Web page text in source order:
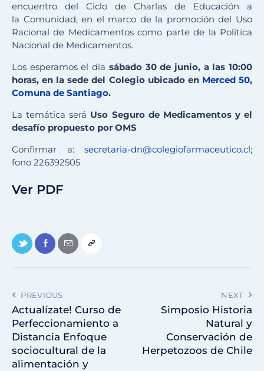
encuentro del Ciclo de Charlas de Educación a
la Comunidad, en el marco de la promoción del Uso
Racional de Medicamentos como parte de la Política
Nacional de Medicamentos.
Los esperamos el día sábado 30 de junio, a las 10:00
horas, en la sede del Colegio ubicado en Merced 50,
Comuna de Santiago.
La temática será Uso Seguro de Medicamentos y el
desafío propuesto por OMS
Confirmar a: secretaria-dn@colegiofarmaceutico.cl;
fono 226392505
Ver PDF
PREVIOUS
Actualízate! Curso de
Perfeccionamiento a
Distancia Enfoque
sociocultural de la
alimentación y
NEXT
Simposio Historia
Natural y
Conservación de
Herpetozoos de Chile